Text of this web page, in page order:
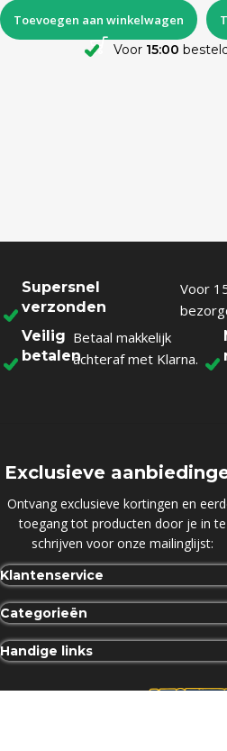
Toevoegen aan winkelwagen
Voor 15:00
Supersnel
verzonden
Voor
Veilig
betalen
Betaal makkelijk
achteraf met Klarna.
Exclusieve
Ontvang exclusieve kortingen en
toegang tot producten door je in te
schrijven voor onze mailinglijst:
Klantenservice
Categorieën
Handige links